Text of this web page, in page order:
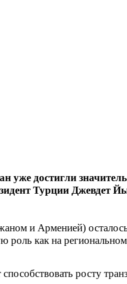
достигли
Турции Джевдет
и Арменией)
как на
росту